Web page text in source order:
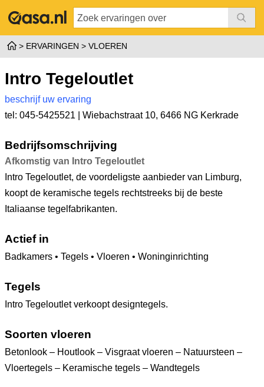
ERVARINGEN VLOEREN
Intro Tegeloutlet
beschrijf uw ervaring
tel: 045-5425521 | Wiebachstraat 10, 6466 NG Kerkrade
Bedrijfsomschrijving
Afkomstig van Intro Tegeloutlet
Intro Tegeloutlet, de voordeligste aanbieder van Limburg,
koopt de keramische tegels rechtstreeks bij de beste
Italiaanse tegelfabrikanten.
Actief in
Badkamers • Tegels • Vloeren • Woninginrichting
Tegels
Intro Tegeloutlet verkoopt designtegels.
Soorten vloeren
Betonlook – Houtlook – Visgraat vloeren – Natuursteen –
Vloertegels – Keramische tegels – Wandtegels